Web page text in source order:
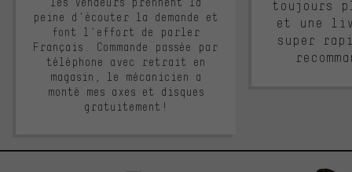
peine d'écouter la demande et
font l'effort de parler
Français. Commande passée par
téléphone avec retrait en
magasin, le mécanicien a
monté mes axes et disques
gratuitement!
toujours
et une
super